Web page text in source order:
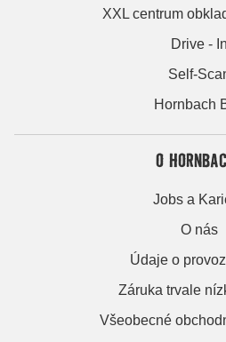
XXL centrum
Drive - In
Self-
Hornbach
O
Jobs a
O nás
Údaje o
Záruka trvale
Všeobecné